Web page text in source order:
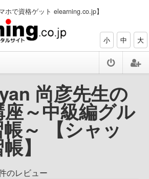
ホで資格ゲット elearning.co.jp】
小 中 大
尚彦先生の
～中級編グル
～ 【シャッ
】
のレビュー